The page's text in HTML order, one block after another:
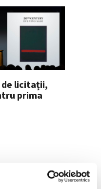
de licitații,
prima